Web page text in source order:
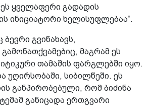
ყველაფერი გადადის
ინიციატორი ხელისუფლებაა“.
ბევრი გვინახავს,
მაგრამ ეს
თამაშის ფარგლებში იყო.
უღირსობაში, სიბილწეში. ეს
განპირობებული, რომ ბიძინა
განიცადა ერთგვარი